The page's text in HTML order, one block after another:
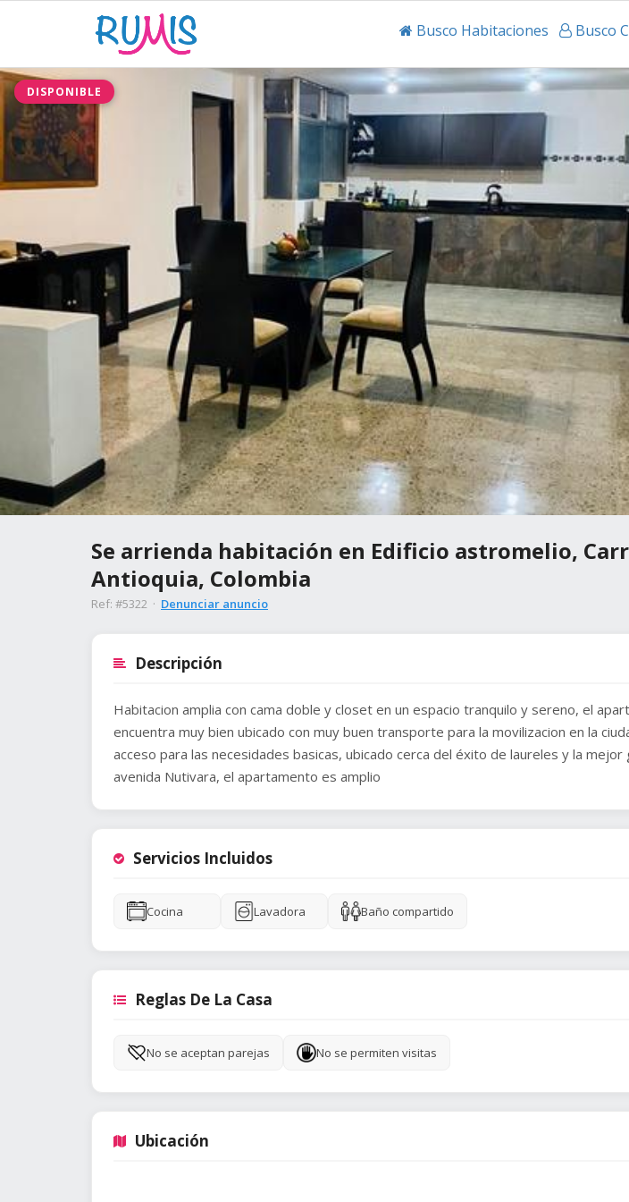
Busco Habitaciones Busco
DISPONIBLE
Se arrienda habitación en Edificio astromelio,
Antioquia, Colombia
Ref: #5322 · Denunciar anuncio
Descripción
Habitacion amplia con cama doble y closet en un espacio tranquilo y sereno, el
encuentra muy bien ubicado con muy buen transporte para la movilizacion en la
acceso para las necesidades basicas, ubicado cerca del éxito de laureles y la mejor
avenida Nutivara, el apartamento es amplio
Servicios Incluidos
Cocina Lavadora Baño compartido
Reglas De La Casa
No se aceptan parejas No se permiten visitas
Ubicación